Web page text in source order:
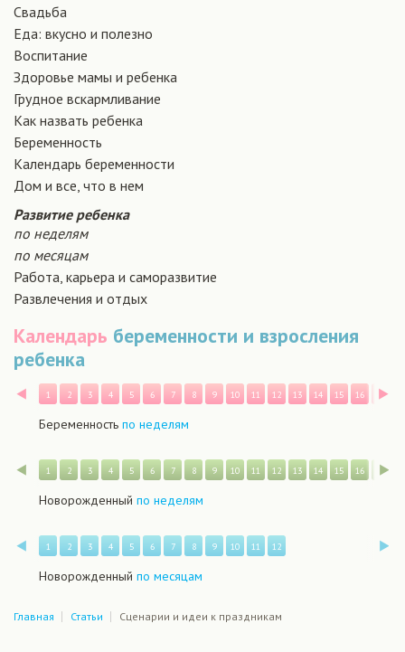
Свадьба
Еда: вкусно и полезно
Воспитание
Здоровье мамы и ребенка
Грудное вскармливание
Как назвать ребенка
Беременность
Календарь беременности
Дом и все, что в нем
Развитие ребенка
по неделям
по месяцам
Работа, карьера и саморазвитие
Развлечения и отдых
Календарь беременности и взросления
ребенка
Назад
1 2 3 4 5 6 7 8 9 10 11 12 13 14 15 16 17
Беременность по неделям
Назад
1 2 3 4 5 6 7 8 9 10 11 12 13 14 15 16 17
Новорожденный по неделям
Назад
1 2 3 4 5 6 7 8 9 10 11 12
Новорожденный по месяцам
Главная Статьи Сценарии и идеи к праздникам